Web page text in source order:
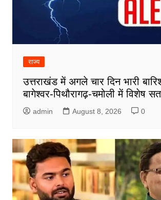
राज्य
उत्तराखंड में अगले चार दिन भारी
बागेश्वर-पिथौरागढ़-चमोली में विशेष
admin August 8, 2026 0